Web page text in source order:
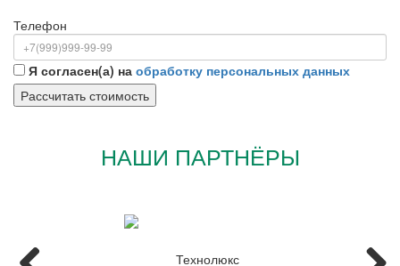
Телефон
Я согласен(а) на обработку персональных данных
НАШИ ПАРТНЁРЫ